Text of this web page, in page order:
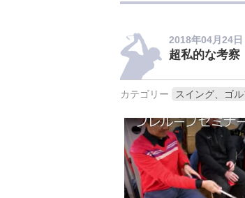
2018年04月24日
超私的な考
カテゴリー スイング、ゴ